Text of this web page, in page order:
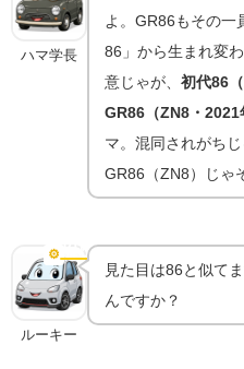
ハマ学長
よ。GR86もその一
86」から生まれ変
意じゃが、初代86
GR86（ZN8・2021
マ。混同されがち
GR86（ZN8）じゃ
⚙️ 進化点
初代86からの進化点
ルーキー
見た目は86と似て
んですか？